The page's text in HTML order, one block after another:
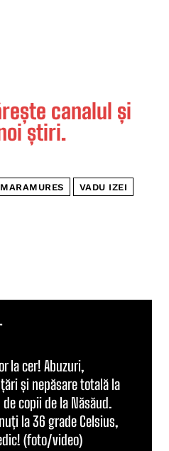
canalul și
știri.
VADU IZEI
la cer! Abuzuri,
și nepăsare totală la
copii de la Năsăud.
la 36 grade Celsius,
(foto/video)